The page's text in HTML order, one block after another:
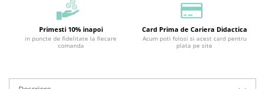
Primesti 10% inapoi
in puncte de fidelitate la fiecare
comanda
Card Prima de Cariera Didactica
Acum poti folosi si acest card pentru
plata pe site